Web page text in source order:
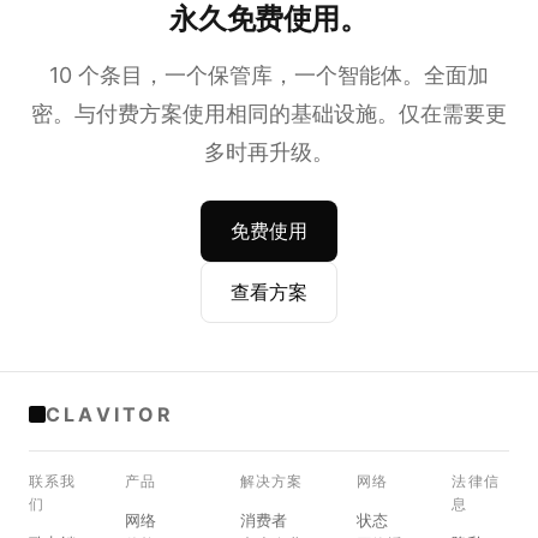
永久免费使用。
10 个条目，一个保管库，一个智能体。全面加
密。与付费方案使用相同的基础设施。仅在需要更
多时再升级。
免费使用
查看方案
CLAVITOR
联系我
们
产品
网络
解决方案
消费者
网络
状态
法律信
息